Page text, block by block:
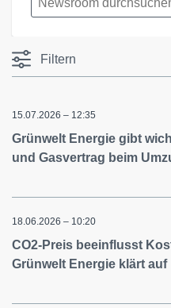
Filtern
15.07.2026 – 12:35
Grünwelt Energie gibt
und Gasvertrag beim
18.06.2026 – 10:20
CO2-Preis beeinflusst
Grünwelt Energie klärt auf